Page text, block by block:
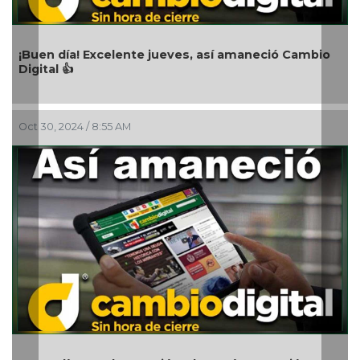
jueves, así amaneció Cambio
AM
¡Buen día!